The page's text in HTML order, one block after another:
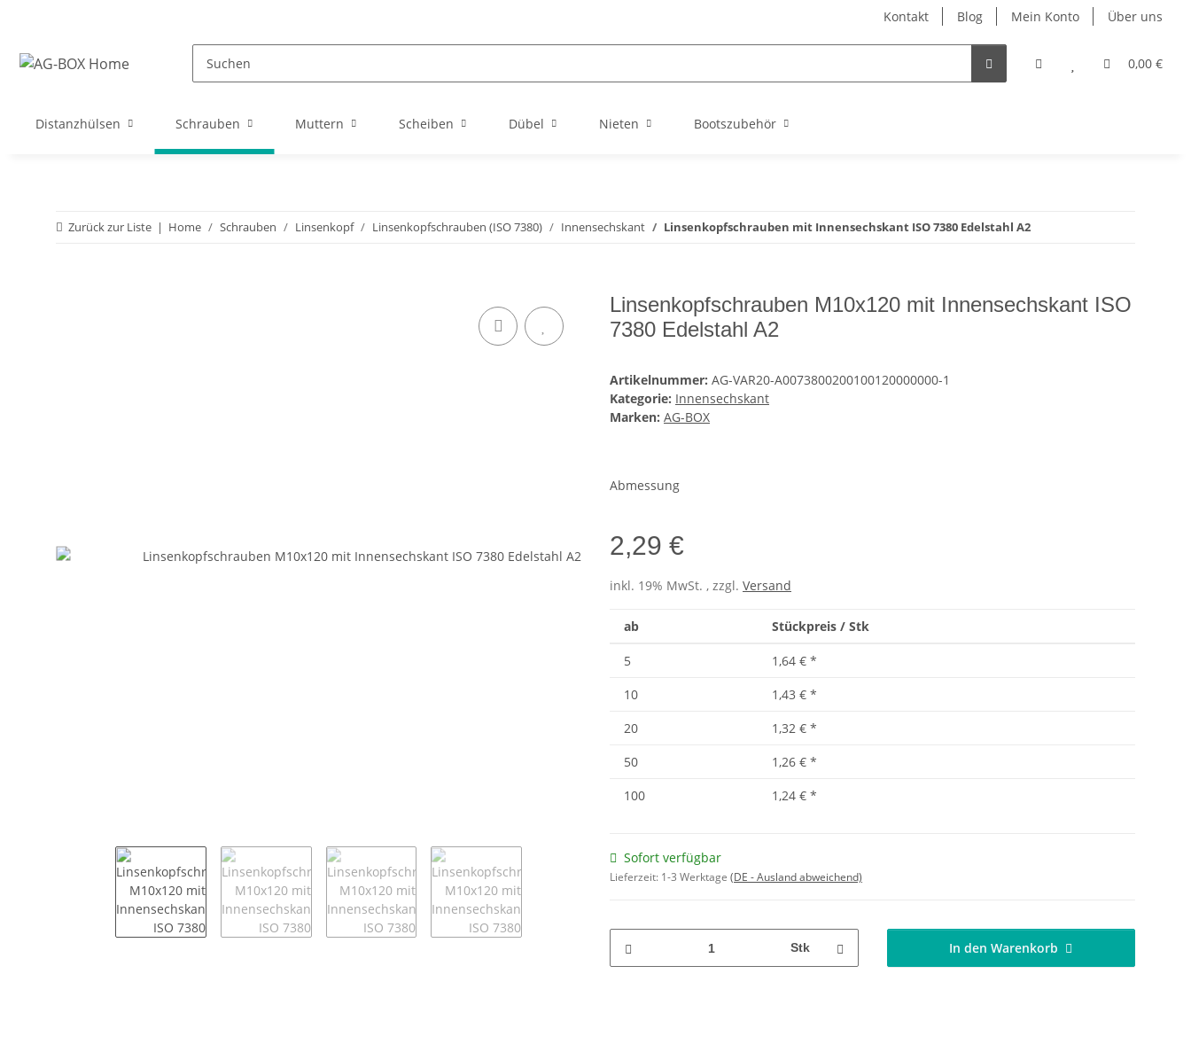
Kontakt Blog Mein Konto Über uns
0,00 €
Distanzhülsen Schrauben Muttern Scheiben Dübel Nieten Bootszubehör
Zurück zur Liste Home Schrauben Linsenkopf Linsenkopfschrauben (ISO 7380) Innensechskant Linsenkopfschrauben mit Innensechskant ISO 7380 Edelstahl A2
Linsenkopfschrauben M10x120 mit Innensechskant ISO
7380 Edelstahl A2
Artikelnummer: AG-VAR20-A0073800200100120000000-1
Kategorie: Innensechskant
Marken: AG-BOX
Abmessung
2,29 €
inkl. 19% MwSt. , zzgl. Versand
ab Stückpreis / Stk
5 1,64 € *
10
1,43 € *
20
1,32 € *
50
1,26 € *
100
1,24 € *
Sofort verfügbar
Lieferzeit: 1-3 Werktage (DE - Ausland abweichend)
Stk In den Warenkorb